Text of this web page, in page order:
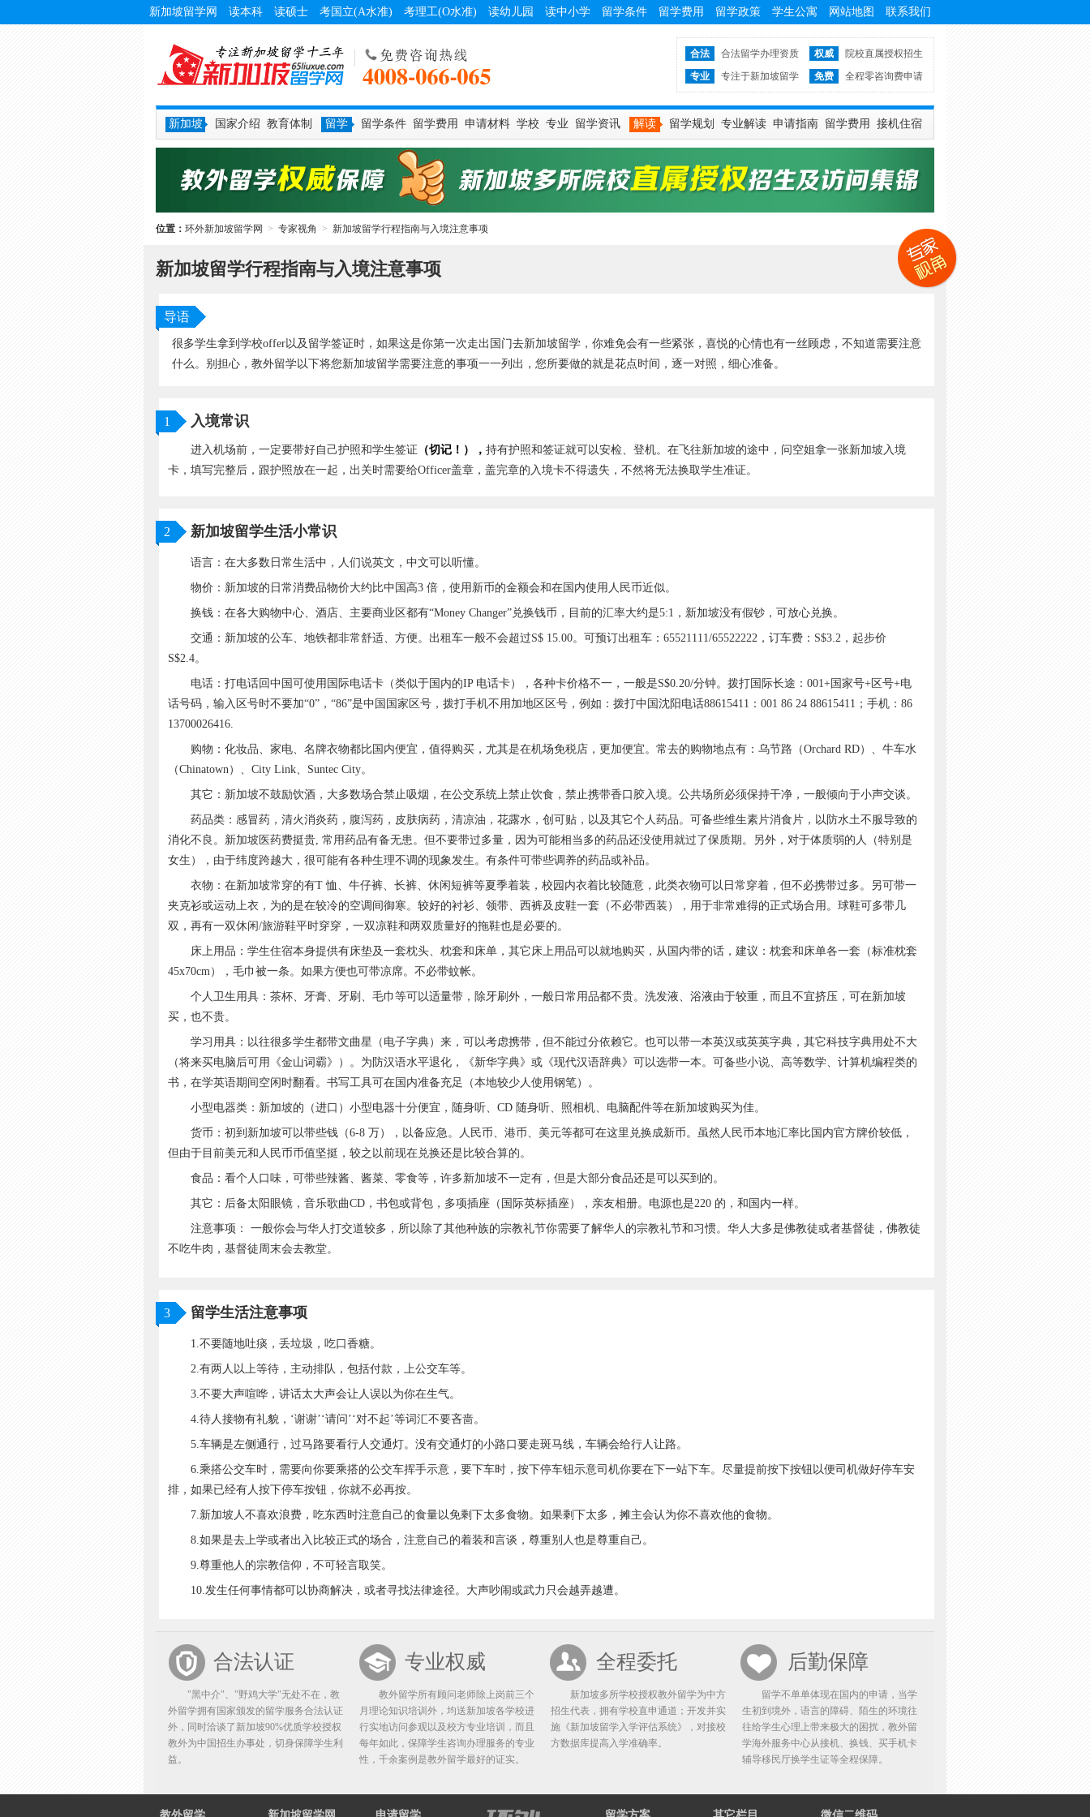
新加坡留学网 读本科 读硕士 考国立(A水准) 考理工(O水准) 读幼儿园 读中小学 留学条件 留学费用 留学政策 学生公寓 网站地图 联系我们
合法 合法留学办理资质 权威
院校直属授权招生
专业
专注于新加坡留学 免费 全程零咨询费申请
新加坡 国家介绍 教育体制 留学 留学条件 留学费用 申请材料 学校 专业 留学资讯 解读 留学规划 专业解读 申请指南 留学费用 接机住宿
位置： 环外新加坡留学网 > 专家视角 > 新加坡留学行程指南与入境注意事项
新加坡留学行程指南与入境注意事项
导语
很多学生拿到学校offer以及留学签证时，如果这是你第一次走出国门去新加坡留学，你难免会有一些紧张，喜悦的心情也有一丝顾虑，不知道需要注意
什么。别担心，教外留学以下将您新加坡留学需要注意的事项一一列出，您所要做的就是花点时间，逐一对照，细心准备。
1 入境常识
进入机场前，一定要带好自己护照和学生签证 （切记！）， 持有护照和签证就可以安检、登机。在飞往新加坡的途中，问空姐拿一张新加坡入境
卡，填写完整后，跟护照放在一起，出关时需要给Officer盖章，盖完章的入境卡不得遗失，不然将无法换取学生准证。
2 新加坡留学生活小常识
语言：在大多数日常生活中，人们说英文，中文可以听懂。
物价：新加坡的日常消费品物价大约比中国高3 倍，使用新币的金额会和在国内使用人民币近似。
换钱：在各大购物中心、酒店、主要商业区都有“Money Changer”兑换钱币，目前的汇率大约是5:1，新加坡没有假钞，可放心兑换。
交通：新加坡的公车、地铁都非常舒适、方便。出租车一般不会超过S$ 15.00。可预订出租车：65521111/65522222，订车费：S$3.2，起步价
S$2.4。
电话：打电话回中国可使用国际电话卡（类似于国内的IP 电话卡），各种卡价格不一，一般是S$0.20/分钟。拨打国际长途：001+国家号+区号+电
话号码，输入区号时不要加“0”，“86”是中国国家区号，拨打手机不用加地区区号，例如：拨打中国沈阳电话88615411：001 86 24 88615411；手机：86
13700026416.
购物：化妆品、家电、名牌衣物都比国内便宜，值得购买，尤其是在机场免税店，更加便宜。常去的购物地点有：乌节路（Orchard RD）、牛车水
（Chinatown）、City Link、Suntec City。
其它：新加坡不鼓励饮酒，大多数场合禁止吸烟，在公交系统上禁止饮食，禁止携带香口胶入境。公共场所必须保持干净，一般倾向于小声交谈。
药品类：感冒药，清火消炎药，腹泻药，皮肤病药，清凉油，花露水，创可贴，以及其它个人药品。可备些维生素片消食片，以防水土不服导致的
消化不良。新加坡医药费挺贵, 常用药品有备无患。但不要带过多量，因为可能相当多的药品还没使用就过了保质期。另外，对于体质弱的人（特别是
女生），由于纬度跨越大，很可能有各种生理不调的现象发生。有条件可带些调养的药品或补品。
衣物：在新加坡常穿的有T 恤、牛仔裤、长裤、休闲短裤等夏季着装，校园内衣着比较随意，此类衣物可以日常穿着，但不必携带过多。另可带一
夹克衫或运动上衣，为的是在较冷的空调间御寒。较好的衬衫、领带、西裤及皮鞋一套（不必带西装），用于非常难得的正式场合用。球鞋可多带几
双，再有一双休闲/旅游鞋平时穿穿，一双凉鞋和两双质量好的拖鞋也是必要的。
床上用品：学生住宿本身提供有床垫及一套枕头、枕套和床单，其它床上用品可以就地购买，从国内带的话，建议：枕套和床单各一套（标准枕套
45x70cm），毛巾被一条。如果方便也可带凉席。不必带蚊帐。
个人卫生用具：茶杯、牙膏、牙刷、毛巾等可以适量带，除牙刷外，一般日常用品都不贵。洗发液、浴液由于较重，而且不宜挤压，可在新加坡
买，也不贵。
学习用具：以往很多学生都带文曲星（电子字典）来，可以考虑携带，但不能过分依赖它。也可以带一本英汉或英英字典，其它科技字典用处不大
（将来买电脑后可用《金山词霸》）。为防汉语水平退化，《新华字典》或《现代汉语辞典》可以选带一本。可备些小说、高等数学、计算机编程类的
书，在学英语期间空闲时翻看。书写工具可在国内准备充足（本地较少人使用钢笔）。
小型电器类：新加坡的（进口）小型电器十分便宜，随身听、CD 随身听、照相机、电脑配件等在新加坡购买为佳。
货币：初到新加坡可以带些钱（6-8 万），以备应急。人民币、港币、美元等都可在这里兑换成新币。虽然人民币本地汇率比国内官方牌价较低，
但由于目前美元和人民币币值坚挺，较之以前现在兑换还是比较合算的。
食品：看个人口味，可带些辣酱、酱菜、零食等，许多新加坡不一定有，但是大部分食品还是可以买到的。
其它：后备太阳眼镜，音乐歌曲CD，书包或背包，多项插座（国际英标插座），亲友相册。电源也是220 的，和国内一样。
注意事项： 一般你会与华人打交道较多，所以除了其他种族的宗教礼节你需要了解华人的宗教礼节和习惯。华人大多是佛教徒或者基督徒，佛教徒
不吃牛肉，基督徒周末会去教堂。
3 留学生活注意事项
1.不要随地吐痰，丢垃圾，吃口香糖。
2.有两人以上等待，主动排队，包括付款，上公交车等。
3.不要大声喧哗，讲话太大声会让人误以为你在生气。
4.待人接物有礼貌，‘谢谢’‘请问’‘对不起’等词汇不要吝啬。
5.车辆是左侧通行，过马路要看行人交通灯。没有交通灯的小路口要走斑马线，车辆会给行人让路。
6.乘搭公交车时，需要向你要乘搭的公交车挥手示意，要下车时，按下停车钮示意司机你要在下一站下车。尽量提前按下按钮以便司机做好停车安
排，如果已经有人按下停车按钮，你就不必再按。
7.新加坡人不喜欢浪费，吃东西时注意自己的食量以免剩下太多食物。如果剩下太多，摊主会认为你不喜欢他的食物。
8.如果是去上学或者出入比较正式的场合，注意自己的着装和言谈，尊重别人也是尊重自己。
9.尊重他人的宗教信仰，不可轻言取笑。
10.发生任何事情都可以协商解决，或者寻找法律途径。大声吵闹或武力只会越弄越遭。
合法认证
"黑中介"、"野鸡大学"无处不在，教
外留学拥有国家颁发的留学服务合法认证
外，同时洽谈了新加坡90%优质学校授权
教外为中国招生办事处，切身保障学生利
益。
专业权威
教外留学所有顾问老师除上岗前三个
月理论知识培训外，均送新加坡各学校进
行实地访问参观以及校方专业培训，而且
每年如此，保障学生咨询办理服务的专业
性，千余案例是教外留学最好的证实。
全程委托
新加坡多所学校授权教外留学为中方
招生代表，拥有学校直申通道；开发并实
施《新加坡留学入学评估系统》，对接校
方数据库提高入学准确率。
后勤保障
留学不单单体现在国内的申请，当学
生初到境外，语言的障碍、陌生的环境往
往给学生心理上带来极大的困扰，教外留
学海外服务中心从接机、换钱、买手机卡
辅导移民厅换学生证等全程保障。